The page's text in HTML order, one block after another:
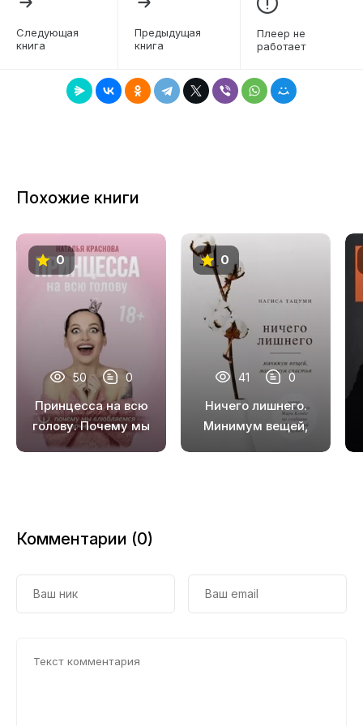
7
12
13
14
19
20
23
24
Следующая
книга
Предыдущая
книга
Плеер не
работает
Похожие книги
0
50 0
Принцесса на всю
голову. Почему мы
влюбляемся в
0
41 0
Ничего лишнего.
Минимум вещей,
Комментарии (0)